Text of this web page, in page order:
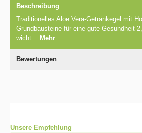
Beschreibung
Traditionelles Aloe Vera-Getränkegel mit
Grundbausteine für eine gute Gesundheit
wicht… Mehr
Bewertungen
Unsere Empfehlung